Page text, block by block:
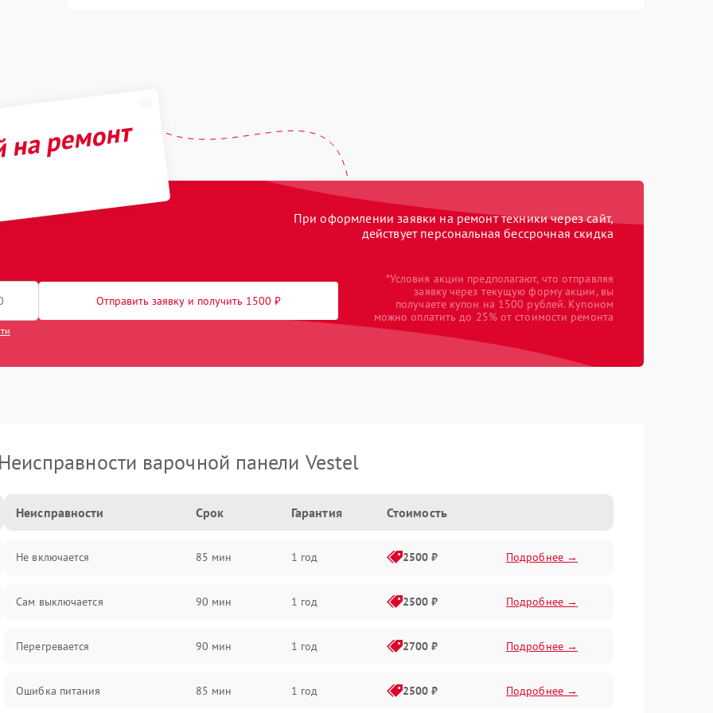
ремонт
При оформлении заявки на ремонт техники через сайт,
действует персональная бессрочная скидка
Отправить заявку и получить 1500 ₽
*Условия акции предполагают, что отправляя
заявку через текущую форму акции, вы
получаете купон на 1500 рублей. Купоном
можно оплатить до 25% от стоимости ремонта
Неисправности варочной панели Vestel
Неисправности Срок Гарантия Стоимость
Не включается 85 мин 1 год 2500 ₽ Подробнее →
Сам выключается 90 мин 1 год 2500 ₽ Подробнее →
Перегревается 90 мин 1 год 2700 ₽ Подробнее →
Ошибка питания 85 мин 1 год 2500 ₽ Подробнее →